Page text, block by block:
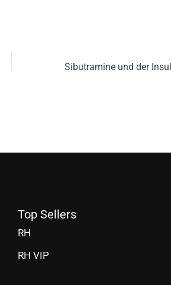
Top Sellers
RH
RH VIP